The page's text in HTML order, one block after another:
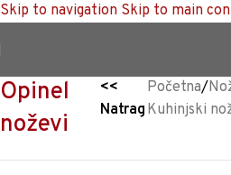
Skip to navigation Skip to main
Opinel
noževi
<<
Natrag
Početna/
Kuhinjski